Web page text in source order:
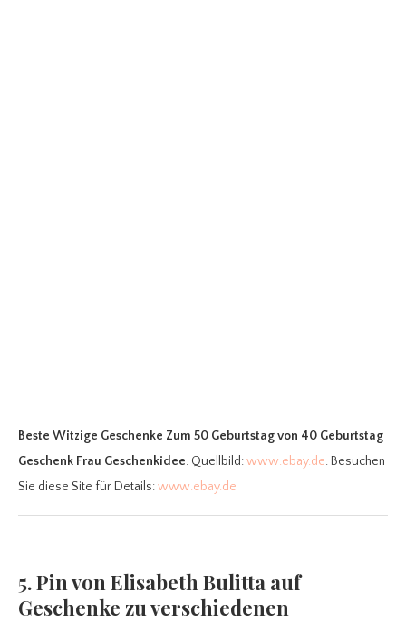
Beste Witzige Geschenke Zum 50 Geburtstagvon 40 Geburtstag
Geschenk Frau Geschenkidee. Quellbild:www.ebay.de. Besuchen
Sie diese Site für Details:www.ebay.de
5. Pin von Elisabeth Bulitta auf
Geschenke zu verschiedenen